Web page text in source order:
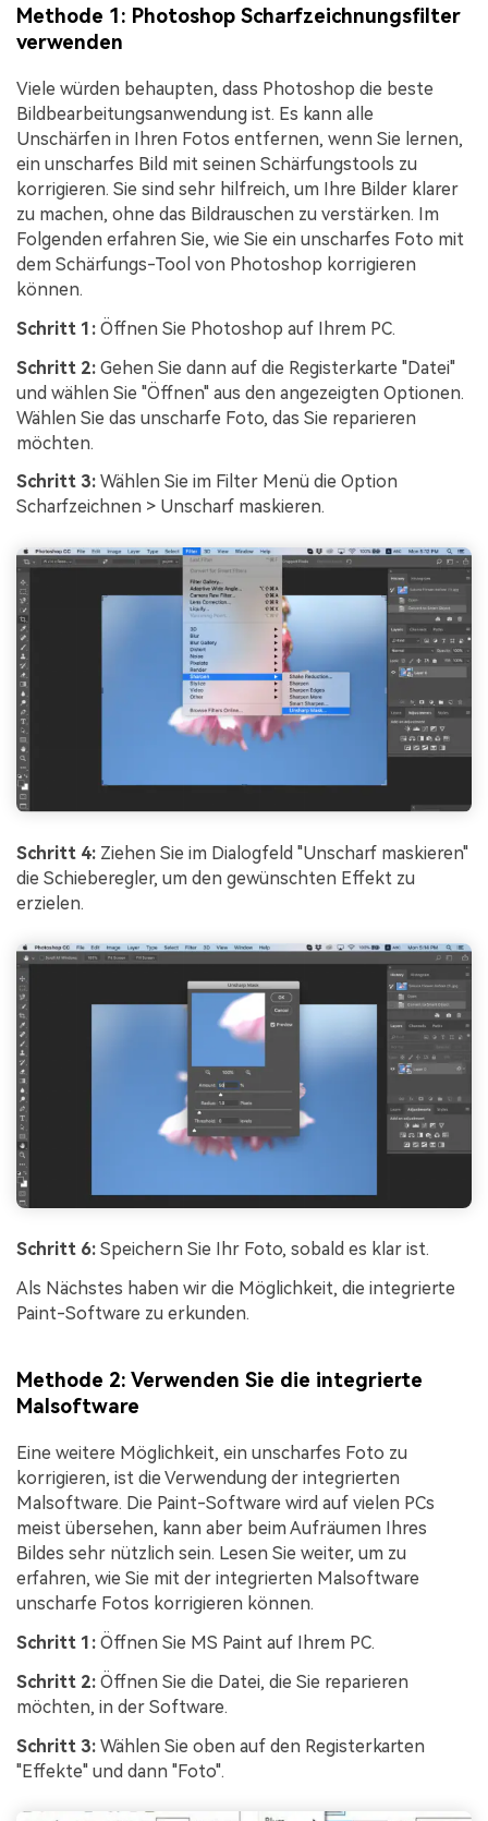
Methode 1: Photoshop Scharfzeichnungsfilter
verwenden
Viele würden behaupten, dass Photoshop die beste
Bildbearbeitungsanwendung ist. Es kann alle
Unschärfen in Ihren Fotos entfernen, wenn Sie lernen,
ein unscharfes Bild mit seinen Schärfungstools zu
korrigieren. Sie sind sehr hilfreich, um Ihre Bilder klarer
zu machen, ohne das Bildrauschen zu verstärken. Im
Folgenden erfahren Sie, wie Sie ein unscharfes Foto mit
dem Schärfungs-Tool von Photoshop korrigieren
können.
Schritt 1: Öffnen Sie Photoshop auf Ihrem PC.
Schritt 2: Gehen Sie dann auf die Registerkarte "Datei"
und wählen Sie "Öffnen" aus den angezeigten Optionen.
Wählen Sie das unscharfe Foto, das Sie reparieren
möchten.
Schritt 3: Wählen Sie im Filter Menü die Option
Scharfzeichnen > Unscharf maskieren.
Schritt 4: Ziehen Sie im Dialogfeld "Unscharf maskieren"
die Schieberegler, um den gewünschten Effekt zu
erzielen.
Schritt 6: Speichern Sie Ihr Foto, sobald es klar ist.
Als Nächstes haben wir die Möglichkeit, die integrierte
Paint-Software zu erkunden.
Methode 2: Verwenden Sie die integrierte
Malsoftware
Eine weitere Möglichkeit, ein unscharfes Foto zu
korrigieren, ist die Verwendung der integrierten
Malsoftware. Die Paint-Software wird auf vielen PCs
meist übersehen, kann aber beim Aufräumen Ihres
Bildes sehr nützlich sein. Lesen Sie weiter, um zu
erfahren, wie Sie mit der integrierten Malsoftware
unscharfe Fotos korrigieren können.
Schritt 1: Öffnen Sie MS Paint auf Ihrem PC.
Schritt 2: Öffnen Sie die Datei, die Sie reparieren
möchten, in der Software.
Schritt 3: Wählen Sie oben auf den Registerkarten
"Effekte" und dann "Foto".